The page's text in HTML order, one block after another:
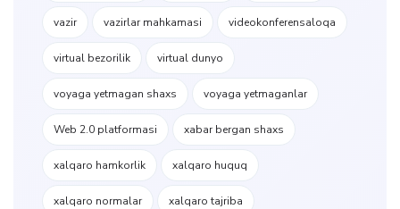
vazir vazirlar mahkamasi videokonferensaloqa
virtual bezorilik virtual dunyo
voyaga yetmagan shaxs voyaga yetmaganlar
Web 2.0 platformasi xabar bergan shaxs
xalqaro hamkorlik xalqaro huquq
xalqaro normalar xalqaro tajriba